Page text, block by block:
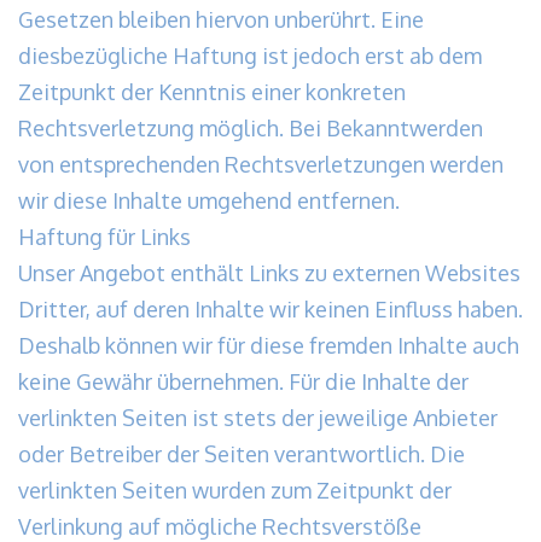
Gesetzen bleiben hiervon unberührt. Eine
diesbezügliche Haftung ist jedoch erst ab dem
Zeitpunkt der Kenntnis einer konkreten
Rechtsverletzung möglich. Bei Bekanntwerden
von entsprechenden Rechtsverletzungen werden
wir diese Inhalte umgehend entfernen.
Haftung für Links
Unser Angebot enthält Links zu externen Websites
Dritter, auf deren Inhalte wir keinen Einfluss haben.
Deshalb können wir für diese fremden Inhalte auch
keine Gewähr übernehmen. Für die Inhalte der
verlinkten Seiten ist stets der jeweilige Anbieter
oder Betreiber der Seiten verantwortlich. Die
verlinkten Seiten wurden zum Zeitpunkt der
Verlinkung auf mögliche Rechtsverstöße